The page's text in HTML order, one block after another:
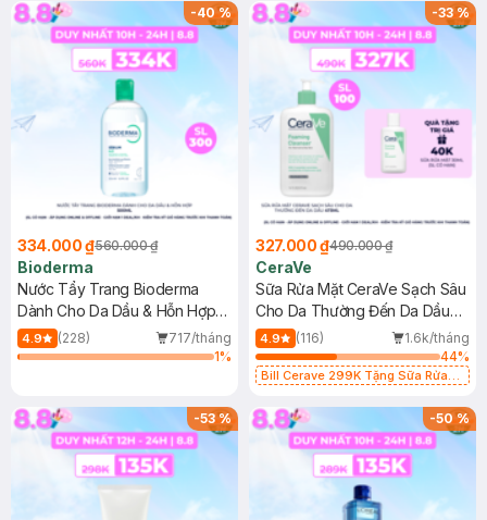
-40%
334.000 ₫560.000 ₫
Bioderma
Nước Tẩy Trang Bioderma
Dành Cho Da Dầu & Hỗn Hợp
500ml
4.9 (228)
717/tháng
1%
-33%
327.000 ₫490.000 ₫
CeraVe
Sữa Rửa Mặt CeraVe Sạch Sâu
Cho Da Thường Đến Da Dầu
473ml
4.9 (116)
1.6k/tháng
44%
Bill Cerave 299K Tặng Sữa Rửa
-53% -50%